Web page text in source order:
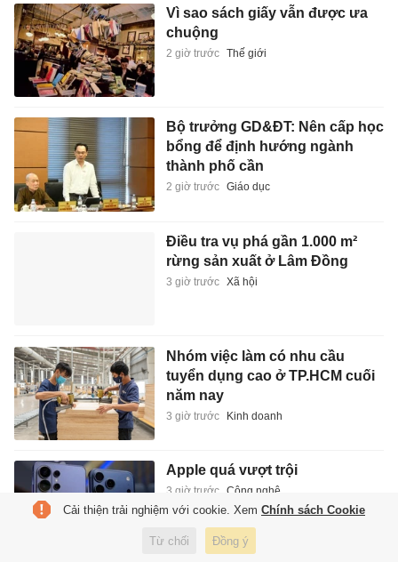
Vì sao sách giấy vẫn được ưa
chuộng
2 giờ trước Thế giới
Bộ trưởng GD&ĐT: Nên cấp học
bổng để định hướng ngành
thành phố cần
2 giờ trước Giáo dục
Điều tra vụ phá gần 1.000 m²
rừng sản xuất ở Lâm Đồng
3 giờ trước Xã hội
Nhóm việc làm có nhu cầu
tuyển dụng cao ở TP.HCM cuối
năm nay
3 giờ trước Kinh doanh
Apple quá vượt trội
3 giờ trước Công nghệ
Cải thiện trải nghiệm với cookie. Xem Chính sách Cookie
Từ chối Đồng ý